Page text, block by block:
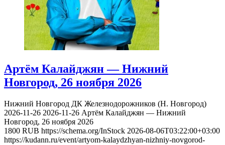
Артём Калайджян — Нижний
Новгород, 26 ноября 2026
Нижний Новгород ДК Железнодорожников (Н. Новгород)
2026-11-26 2026-11-26 Артём Калайджян — Нижний
Новгород, 26 ноября 2026
1800 RUB https://schema.org/InStock 2026-08-06T03:22:00+03:00
https://kudann.ru/event/artyom-kalaydzhyan-nizhniy-novgorod-